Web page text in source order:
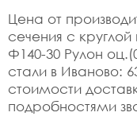
Цена от
сечения с
Ф140-30 Рулон
стали в Иваново:
стоимости
подробностями